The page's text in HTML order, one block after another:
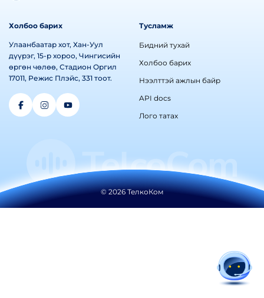
Тусламж
Бидний тухай
Холбоо барих
Нээлттэй ажлын байр
API docs
Лого татах
Холбоо барих
Улаанбаатар хот, Хан-Уул
дүүрэг, 15-р хороо, Чингисийн
өргөн чөлөө, Стадион Оргил
17011, Режис Плэйс, 331 тоот.
©2026 ТелкоКом